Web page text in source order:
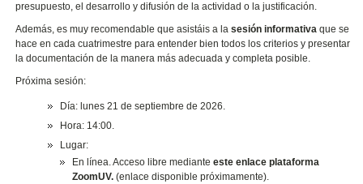
presupuesto, el desarrollo y difusión de la actividad o la justificación.
Además, es muy recomendable que asistáis a lasesión informativa que se
hace en cada cuatrimestre para entender bien todos los criterios y presentar
la documentación de la manera más adecuada y completa posible.
Próxima sesión:
Día: lunes 21 de septiembre de 2026.
Hora: 14:00.
Lugar:
En línea. Acceso libre medianteeste enlace plataforma
ZoomUV.(enlace disponible próximamente).